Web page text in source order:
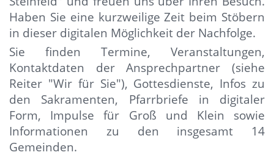
Haben Sie eine kurzweilige Zeit beim Stöbern
in dieser digitalen Möglichkeit der Nachfolge.
Sie finden Termine, Veranstaltungen,
Kontaktdaten der Ansprechpartner (siehe
Reiter "Wir für Sie"), Gottesdienste, Infos zu
den Sakramenten, Pfarrbriefe in digitaler
Form, Impulse für Groß und Klein sowie
Informationen zu den insgesamt 14
Gemeinden.